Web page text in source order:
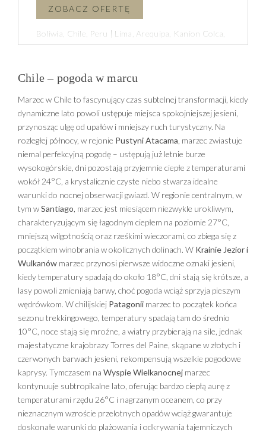
Boliwia, Chile, Peru | Lima, Arequipa, Kanion Colca,
Puno, Jezioro Titicaca, Copacabana, Isla del Sol, La
de Chile
Chile – pogoda w marcu
Marzec w Chile to fascynujący czas subtelnej transformacji, kiedy
dynamiczne lato powoli ustępuje miejsca spokojniejszej jesieni,
przynosząc ulgę od upałów i mniejszy ruch turystyczny. Na
rozległej północy, w rejonie Pustyni Atacama , marzec zwiastuje
niemal perfekcyjną pogodę – ustępują już letnie burze
wysokogórskie, dni pozostają przyjemnie ciepłe z temperaturami
wokół 24°C, a krystalicznie czyste niebo stwarza idealne
warunki do nocnej obserwacji gwiazd. W regionie centralnym, w
tym wSantiago , marzec jest miesiącem niezwykle urokliwym,
charakteryzującym się łagodnym ciepłem na poziomie 27°C,
mniejszą wilgotnością oraz rześkimi wieczorami, co zbiega się z
początkiem winobrania w okolicznych dolinach. W Krainie Jezior i
Wulkanów marzec przynosi pierwsze widoczne oznaki jesieni,
kiedy temperatury spadają do około 18°C, dni stają się krótsze, a
lasy powoli zmieniają barwy, choć pogoda wciąż sprzyja pieszym
wędrówkom. W chilijskiej Patagonii marzec to początek końca
sezonu trekkingowego, temperatury spadają tam do średnio
10°C, noce stają się mroźne, a wiatry przybierają na sile, jednak
majestatyczne krajobrazy Torres del Paine, skąpane w złotych i
czerwonych barwach jesieni, rekompensują wszelkie pogodowe
kaprysy. Tymczasem na Wyspie Wielkanocnej marzec
kontynuuje subtropikalne lato, oferując bardzo ciepłą aurę z
temperaturami rzędu 26°C i nagrzanym oceanem, co przy
nieznacznym wzroście przelotnych opadów wciąż gwarantuje
doskonałe warunki do plażowania i odkrywania tajemniczych